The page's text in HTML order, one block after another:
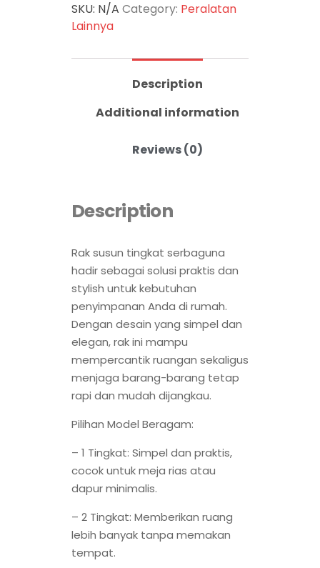
SKU: N/A Category: Peralatan
Lainnya
Description
Additional information
Reviews (0)
Description
Rak susun tingkat serbaguna
hadir sebagai solusi praktis dan
stylish untuk kebutuhan
penyimpanan Anda di rumah.
Dengan desain yang simpel dan
elegan, rak ini mampu
mempercantik ruangan sekaligus
menjaga barang-barang tetap
rapi dan mudah dijangkau.
Pilihan Model Beragam:
– 1 Tingkat: Simpel dan praktis,
cocok untuk meja rias atau
dapur minimalis.
– 2 Tingkat: Memberikan ruang
lebih banyak tanpa memakan
tempat.